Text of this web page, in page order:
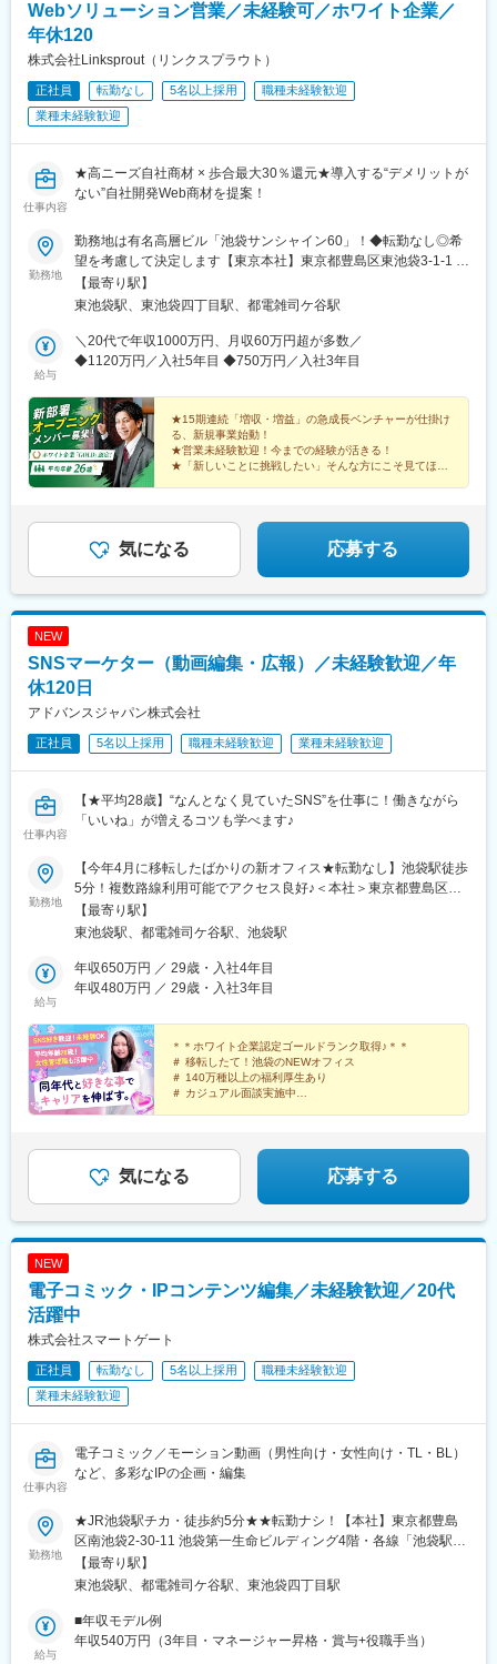
Webソリューション営業／未経験可／ホワイト企業／
年休120
株式会社Linksprout（リンクスプラウト）
正社員 転勤なし 5名以上採用
職種未経験歓迎
業種未経験歓迎
仕事内容
★高ニーズ自社商材 × 歩合最大30％還元★導入する“デメリットが
ない”自社開発Web商材を提案！
勤務地
勤務地は有名高層ビル「池袋サンシャイン60」！◆転勤なし◎希
望を考慮して決定します【東京本社】東京都豊島区東池袋3-1-1 サ
ンシャイン60 11F・各線「池袋駅」より徒歩7分・東京メトロ有楽
町線「東池袋駅」より徒歩3分★地上240mの有名“超高層ビル”が
【最寄り駅】
東池袋駅、東池袋四丁目駅、都電雑司ケ谷駅
給与
＼20代で年収1000万円、月収60万円超が多数／
◆1120万円／入社5年目 ◆750万円／入社3年目
★15期連続「増収・増益」の急成長ベンチャーが仕掛け
る、新規事業始動！
★営業未経験歓迎！今までの経験が活きる！
★「新しいことに挑戦したい」そんな方にこそ見てほし
新しい景色を、一緒に見に行こう！
気になる 応募する
NEW
SNSマーケター（動画編集・広報）／未経験歓迎／年
休120日
アドバンスジャパン株式会社
正社員 5名以上採用 職種未経験歓迎 業種未経験歓迎
仕事内容
【★平均28歳】“なんとなく見ていたSNS”を仕事に！働きながら
「いいね」が増えるコツも学べます♪
勤務地
【今年4月に移転したばかりの新オフィス★転勤なし】池袋駅徒歩
5分！複数路線利用可能でアクセス良好♪＜本社＞東京都豊島区東
池袋1-25-6 PMO池袋8階▼アクセス・JR線・東京メトロ丸ノ内
線・有楽町線・副都心線「池袋駅」35番出口より徒歩5分・東京
策：オフィス内分煙
【最寄り駅】
東池袋駅、都電雑司ケ谷駅、池袋駅
給与
年収650万円 ／ 29歳・入社4年目
年収480万円 ／ 29歳・入社3年目
＊＊ホワイト企業認定ゴールドランク取得♪＊＊
＃ 移転したて！池袋のNEWオフィス
＃ 140万種以上の福利厚生あり
＃ カジュアル面談実施中
＃ 産休・育休／時短勤務制度あり
気になる 応募する
NEW
電子コミック・IPコンテンツ編集／未経験歓迎／20代
活躍中
株式会社スマートゲート
正社員 転勤なし 5名以上採用
職種未経験歓迎
業種未経験歓迎
仕事内容
電子コミック／モーション動画（男性向け・女性向け・TL・BL）
など、多彩なIPの企画・編集
勤務地
★JR池袋駅チカ・徒歩約5分★★転勤ナシ！【本社】東京都豊島
区南池袋2-30-11 池袋第一生命ビルディング4階・各線「池袋駅」
徒歩5分・有楽町線「東池袋駅」徒歩2分※受動喫煙対策有：敷地
内全面禁煙
【最寄り駅】
東池袋駅、都電雑司ケ谷駅、東池袋四丁目駅
給与
■年収モデル例
年収540万円（3年目・マネージャー昇格・賞与+役職手当）